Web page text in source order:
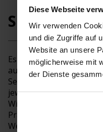
Diese Webseite
Wir verwenden
und die Zugriffe auf
Website an unsere
möglicherweise mit
der Dienste
Sport hält
Es muss ja nicht gleich
auch im
Senioren-Programm
jeweiligen
Wirbelsäule schonen
Präventions- und
Wellnesshotels zu Gute.